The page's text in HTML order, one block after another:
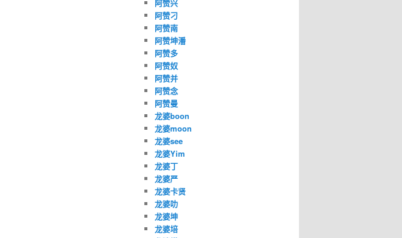
阿赞兴
阿赞刁
阿赞南
阿赞坤潘
阿赞多
阿赞奴
阿赞并
阿赞念
阿赞曼
龙婆boon
龙婆moon
龙婆see
龙婆Yim
龙婆丁
龙婆严
龙婆卡贤
龙婆叻
龙婆坤
龙婆培